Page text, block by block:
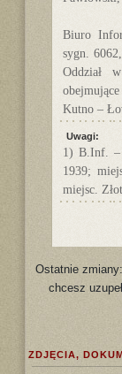
Biuro
sygn.
Oddział
Kutno –
Uwagi:
1) B.Inf. –
1939;
miejsc.
Ostatnie
chcesz
ZDJĘCIA,